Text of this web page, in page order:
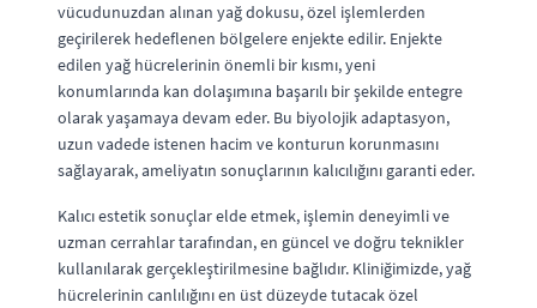
vücudunuzdan alınan yağ dokusu, özel işlemlerden
geçirilerek hedeflenen bölgelere enjekte edilir. Enjekte
edilen yağ hücrelerinin önemli bir kısmı, yeni
konumlarında kan dolaşımına başarılı bir şekilde entegre
olarak yaşamaya devam eder. Bu biyolojik adaptasyon,
uzun vadede istenen hacim ve konturun korunmasını
sağlayarak, ameliyatın sonuçlarının kalıcılığını garanti eder.
Kalıcı estetik sonuçlar elde etmek, işlemin deneyimli ve
uzman cerrahlar tarafından, en güncel ve doğru teknikler
kullanılarak gerçekleştirilmesine bağlıdır. Kliniğimizde, yağ
hücrelerinin canlılığını en üst düzeyde tutacak özel